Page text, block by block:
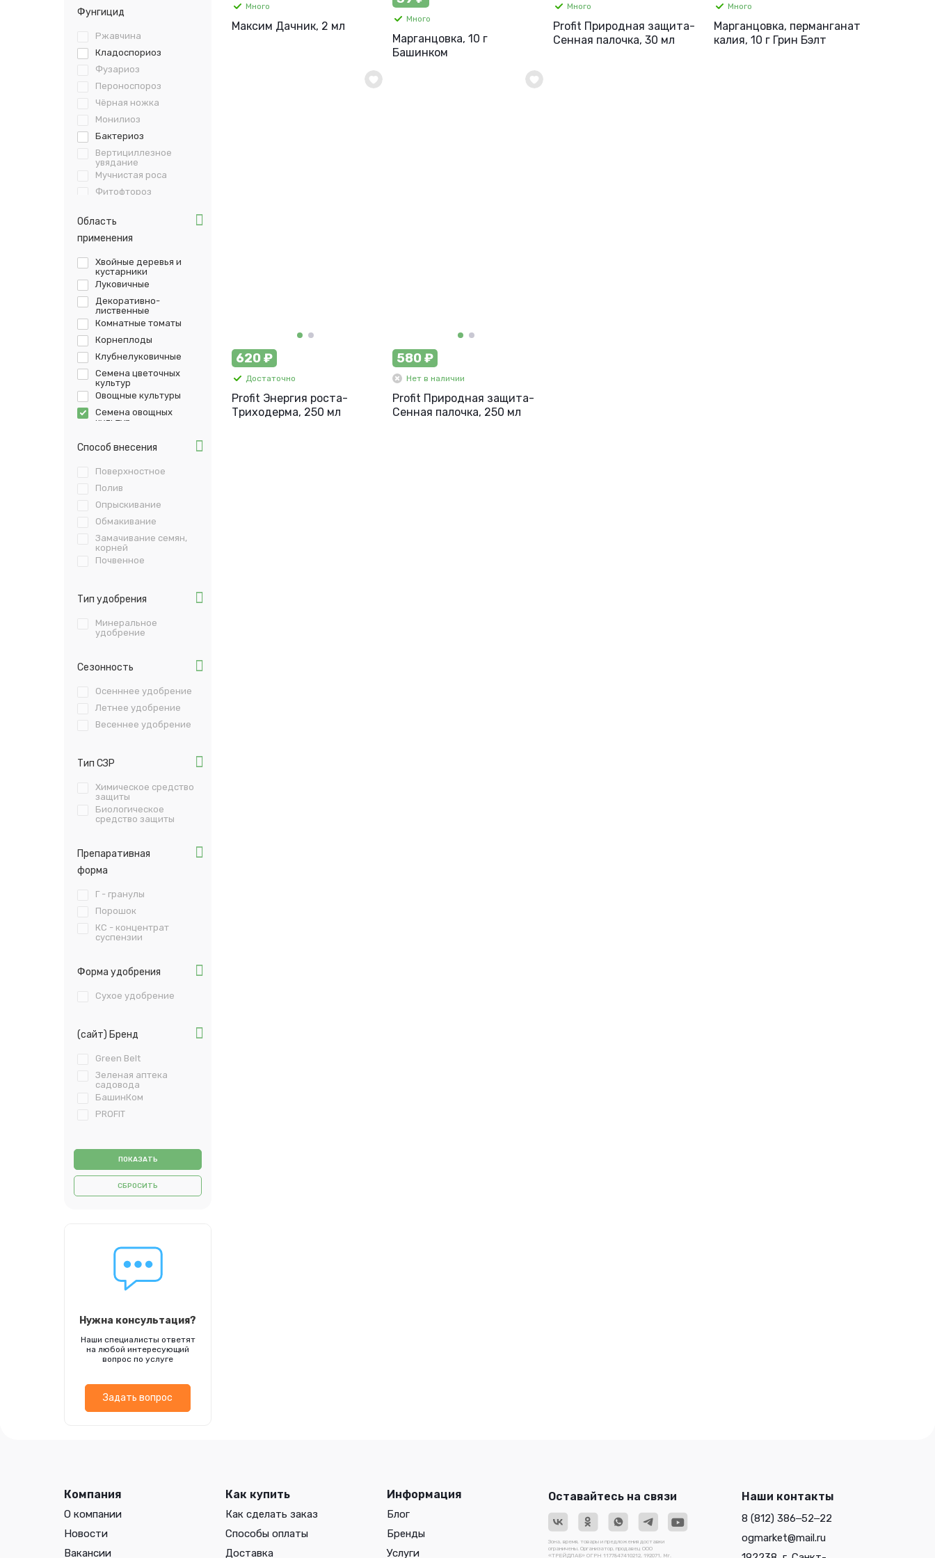
Фунгицид
Ржавчина
Кладоспориоз
Фузариоз
Пероноспороз
Чёрная ножка
Монилиоз
Бактериоз
Вертициллезное
увядание
Мучнистая роса
Фитофтороз
Плесень
Серая гниль
Парша
Патогенная
микрофлора
Область
применения
Хвойные деревья и
кустарники
Луковичные
Декоративно-
лиственные
Комнатные томаты
Корнеплоды
Клубнелуковичные
Семена цветочных
культур
Овощные культуры
Семена овощных
культур
Многолетние цветы
Рассада
Комнатные растения
Многолетние
растения
Способ внесения
Поверхностное
Полив
Опрыскивание
Обмакивание
Замачивание семян,
корней
Почвенное
Тип удобрения
Минеральное
удобрение
Сезонность
Осенннее удобрение
Летнее удобрение
Весеннее удобрение
Тип СЗР
Химическое средство
защиты
Биологическое
средство защиты
Препаративная
форма
Г - гранулы
Порошок
КС - концентрат
суспензии
Форма удобрения
Сухое удобрение
(сайт) Бренд
Green Belt
Зеленая аптека
садовода
БашинКом
PROFIT
СБРОСИТЬ
Нужна консультация?
Наши специалисты ответят
на любой интересующий
вопрос по услуге
Задать вопрос
Много
Максим Дачник, 2 мл
Много
Марганцовка, 10 г
Башинком
Много
Profit Природная защита-
Сенная палочка, 30 мл
Много
Марганцовка, перманганат
калия, 10 г Грин Бэлт
620 ₽
Достаточно
Profit Энергия роста-
Триходерма, 250 мл
580 ₽
Нет в наличии
Profit Природная защита-
Сенная палочка, 250 мл
Компания
О компании
Новости
Вакансии
Как купить
Как сделать заказ
Способы оплаты
Доставка
Информация
Блог
Бренды
Услуги
Оставайтесь на связи
Зона, время, товары и предложения доставки
ограничены. Организатор, продавец ООО
«ТРЕЙДЛАБ» ОГРН 1177847410212, 192071, Мг.
Наши контакты
8 (812) 386‒52‒22
ogmarket@mail.ru